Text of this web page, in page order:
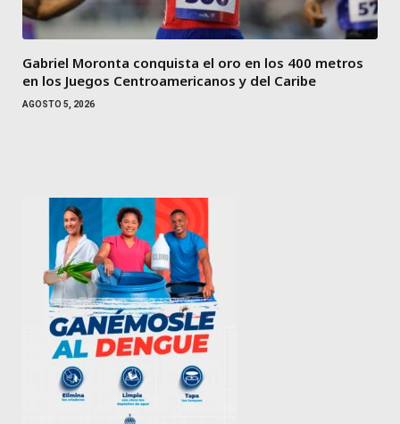
Gabriel Moronta conquista el oro en los 400 metros
en los Juegos Centroamericanos y del Caribe
AGOSTO 5, 2026